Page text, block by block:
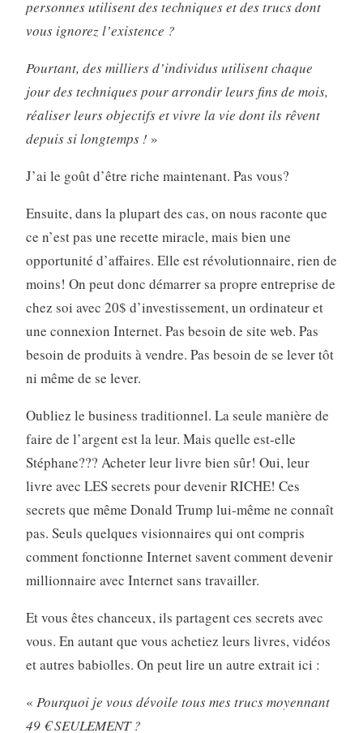
personnes utilisent des techniques et des trucs dont
vous ignorez l’existence ?
Pourtant, des milliers d’individus utilisent chaque
jour des techniques pour arrondir leurs fins de mois,
réaliser leurs objectifs et vivre la vie dont ils rêvent
depuis si longtemps ! »
J’ai le goût d’être riche maintenant. Pas vous?
Ensuite, dans la plupart des cas, on nous raconte que
ce n’est pas une recette miracle, mais bien une
opportunité d’affaires. Elle est révolutionnaire, rien de
moins! On peut donc démarrer sa propre entreprise de
chez soi avec 20$ d’investissement, un ordinateur et
une connexion Internet. Pas besoin de site web. Pas
besoin de produits à vendre. Pas besoin de se lever tôt
ni même de se lever.
Oubliez le business traditionnel. La seule manière de
faire de l’argent est la leur. Mais quelle est-elle
Stéphane??? Acheter leur livre bien sûr! Oui, leur
livre avec LES secrets pour devenir RICHE! Ces
secrets que même Donald Trump lui-même ne connaît
pas. Seuls quelques visionnaires qui ont compris
comment fonctionne Internet savent comment devenir
millionnaire avec Internet sans travailler.
Et vous êtes chanceux, ils partagent ces secrets avec
vous. En autant que vous achetiez leurs livres, vidéos
et autres babiolles. On peut lire un autre extrait ici :
« Pourquoi je vous dévoile tous mes trucs moyennant
49 € SEULEMENT ?